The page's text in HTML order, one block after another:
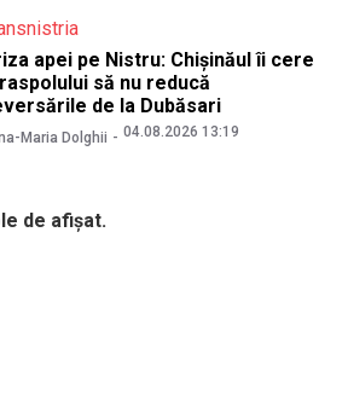
apei pe Nistru: Chișinăul îi cere
să nu reducă
de la Dubăsari
Maria Dolghii 04.08.2026 13:19
de afișat.